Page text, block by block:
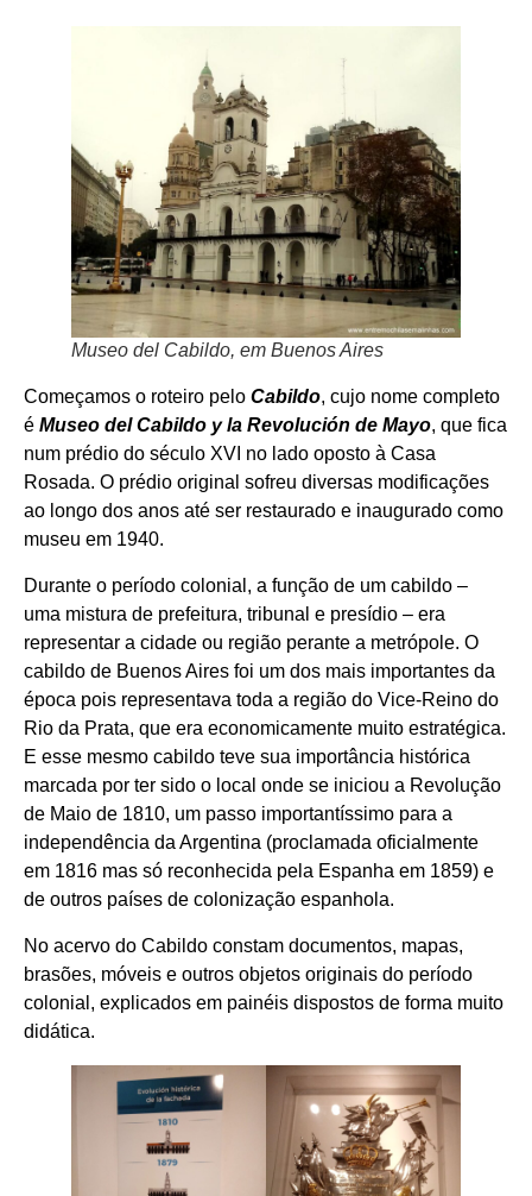
Museo del Cabildo, em Buenos Aires
Começamos o roteiro pelo Cabildo, cujo nome completo
é Museo del Cabildo y la Revolución de Mayo, que fica
num prédio do século XVI no lado oposto à Casa
Rosada. O prédio original sofreu diversas modificações
ao longo dos anos até ser restaurado e inaugurado como
museu em 1940.
Durante o período colonial, a função de um cabildo –
uma mistura de prefeitura, tribunal e presídio – era
representar a cidade ou região perante a metrópole. O
cabildo de Buenos Aires foi um dos mais importantes da
época pois representava toda a região do Vice-Reino do
Rio da Prata, que era economicamente muito estratégica.
E esse mesmo cabildo teve sua importância histórica
marcada por ter sido o local onde se iniciou a Revolução
de Maio de 1810, um passo importantíssimo para a
independência da Argentina (proclamada oficialmente
em 1816 mas só reconhecida pela Espanha em 1859) e
de outros países de colonização espanhola.
No acervo do Cabildo constam documentos, mapas,
brasões, móveis e outros objetos originais do período
colonial, explicados em painéis dispostos de forma muito
didática.